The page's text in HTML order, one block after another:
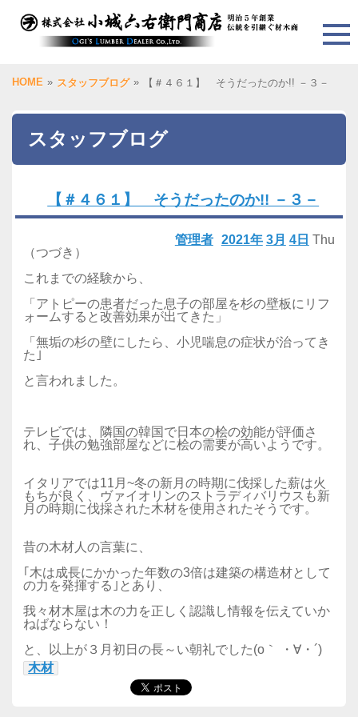
HOME » スタッフブログ » 【＃４６１】 そうだったのか!! －３－
スタッフブログ
【＃４６１】 そうだったのか!! －３－
2021年 3月 4日 Thu
管理者
（つづき）
これまでの経験から、
「アトピーの患者だった息子の部屋を杉の壁板にリフ
ォームすると改善効果が出てきた」
「無垢の杉の壁にしたら、小児喘息の症状が治ってき
た｣
と言われました。
テレビでは、隣国の韓国で日本の桧の効能が評価さ
れ、子供の勉強部屋などに桧の需要が高いようです。
イタリアでは11月~冬の新月の時期に伐採した薪は火
もちが良く、ヴァイオリンのストラディバリウスも新
月の時期に伐採された木材を使用されたそうです。
昔の木材人の言葉に、
｢木は成長にかかった年数の3倍は建築の構造材として
の力を発揮する｣とあり、
我々材木屋は木の力を正しく認識し情報を伝えていか
ねばならない！
と、以上が３月初日の長～い朝礼でした(o｀ ・∀・´)
木材